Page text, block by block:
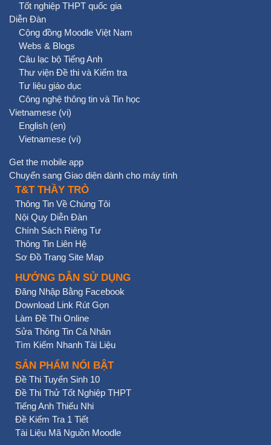
Tốt nghiệp THPT quốc gia
Diễn Đàn
Cộng đồng Moodle Việt Nam
Webs & Blogs
Câu lạc bộ Tiếng Anh
Thư viện Đề thi và Kiểm tra
Tư liệu giáo dục
Công nghệ thông tin và Tin học
Vietnamese ‎(vi)‎
English ‎(en)‎
Vietnamese ‎(vi)‎
Get the mobile app
Chuyển sang Giao diện dành cho máy tính
T&T THẦY TRÒ
Thông Tin Về Chúng Tôi
Nội Quy Diễn Đàn
Chính Sách Riêng Tư
Thông Tin Liên Hệ
Sơ Đồ Trang Site Map
HƯỚNG DẪN SỬ DỤNG
Đăng Nhập Bằng Facebook
Download Link Rút Gọn
Làm Đề Thi Online
Sửa Thông Tin Cá Nhân
Tìm Kiếm Nhanh Tài Liệu
SẢN PHẨM NỔI BẬT
Đề Thi Tuyển Sinh 10
Đề Thi Thử Tốt Nghiệp THPT
Tiếng Anh Thiếu Nhi
Đề Kiểm Tra 1 Tiết
Tài Liệu Mã Nguồn Moodle